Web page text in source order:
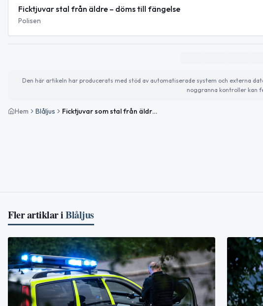
Ficktjuvar stal från äldre – döms till fängelse
Polisen
Den här artikeln har producerats med stöd av automatiserade system och externa
noggranna kontroller kan
Hem Blåljus Ficktjuvar som stal från äldre i butiker döms till fängelse
Fler artiklar iBlåljus